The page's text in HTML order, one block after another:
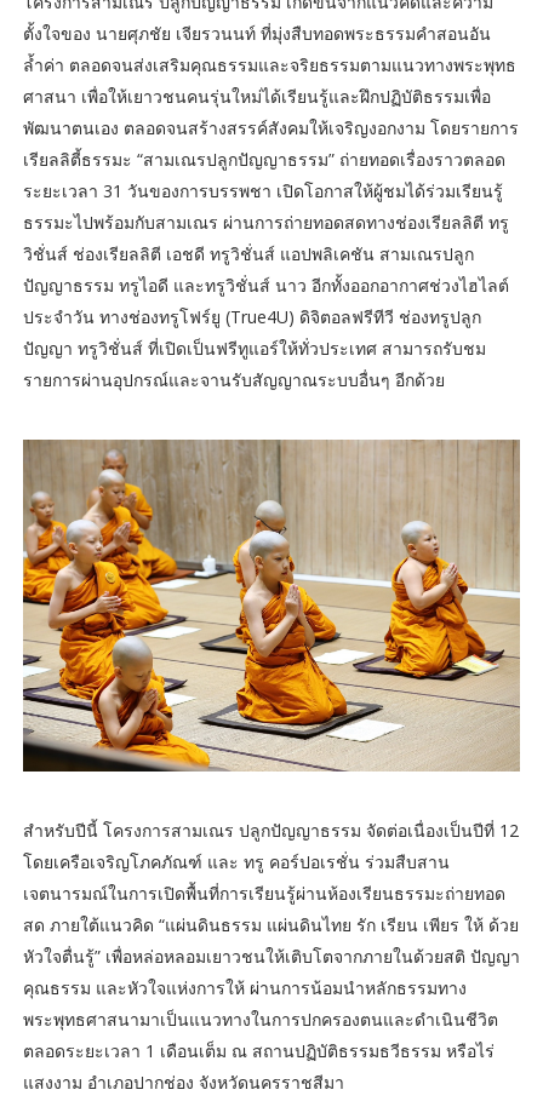
ตั้งใจของ นายศุภชัย เจียรวนนท์ ที่มุ่งสืบทอดพระธรรมคำสอนอัน
ล้ำค่า ตลอดจนส่งเสริมคุณธรรมและจริยธรรมตามแนวทางพระพุทธ
ศาสนา เพื่อให้เยาวชนคนรุ่นใหม่ได้เรียนรู้และฝึกปฏิบัติธรรมเพื่อ
พัฒนาตนเอง ตลอดจนสร้างสรรค์สังคมให้เจริญงอกงาม โดยรายการ
เรียลลิตี้ธรรมะ “สามเณรปลูกปัญญาธรรม” ถ่ายทอดเรื่องราวตลอด
ระยะเวลา 31 วันของการบรรพชา เปิดโอกาสให้ผู้ชมได้ร่วมเรียนรู้
ธรรมะไปพร้อมกับสามเณร ผ่านการถ่ายทอดสดทางช่องเรียลลิตี ทรู
วิชั่นส์ ช่องเรียลลิตี เอชดี ทรูวิชั่นส์ แอปพลิเคชัน สามเณรปลูก
ปัญญาธรรม ทรูไอดี และทรูวิชั่นส์ นาว อีกทั้งออกอากาศช่วงไฮไลต์
ประจำวัน ทางช่องทรูโฟร์ยู (True4U) ดิจิตอลฟรีทีวี ช่องทรูปลูก
ปัญญา ทรูวิชั่นส์ ที่เปิดเป็นฟรีทูแอร์ให้ทั่วประเทศ สามารถรับชม
รายการผ่านอุปกรณ์และจานรับสัญญาณระบบอื่นๆ อีกด้วย
สำหรับปีนี้ โครงการสามเณร ปลูกปัญญาธรรม จัดต่อเนื่องเป็นปีที่ 12
โดยเครือเจริญโภคภัณฑ์ และ ทรู คอร์ปอเรชั่น ร่วมสืบสาน
เจตนารมณ์ในการเปิดพื้นที่การเรียนรู้ผ่านห้องเรียนธรรมะถ่ายทอด
สด ภายใต้แนวคิด “แผ่นดินธรรม แผ่นดินไทย รัก เรียน เพียร ให้ ด้วย
หัวใจตื่นรู้” เพื่อหล่อหลอมเยาวชนให้เติบโตจากภายในด้วยสติ ปัญญา
คุณธรรม และหัวใจแห่งการให้ ผ่านการน้อมนำหลักธรรมทาง
พระพุทธศาสนามาเป็นแนวทางในการปกครองตนและดำเนินชีวิต
ตลอดระยะเวลา 1 เดือนเต็ม ณ สถานปฏิบัติธรรมธวีธรรม หรือไร่
แสงงาม อำเภอปากช่อง จังหวัดนครราชสีมา